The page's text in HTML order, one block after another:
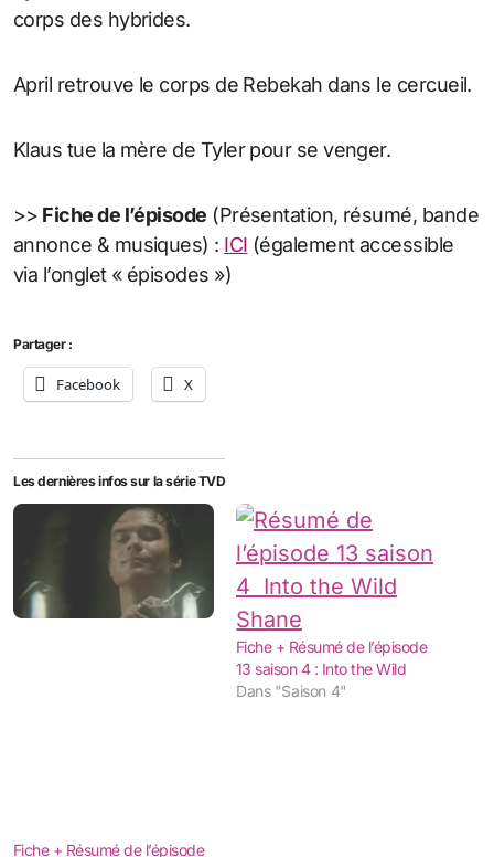
corps des hybrides.
April retrouve le corps de Rebekah dans le cercueil.
Klaus tue la mère de Tyler pour se venger.
>> Fiche de l’épisode (Présentation, résumé, bande
annonce & musiques) : ICI (également accessible
via l’onglet « épisodes »)
Partager :
Facebook X
Les dernières infos sur la série TVD
Fiche + Résumé de l’épisode
Fiche + Résumé de l’épisode
13 saison 4 : Into the Wild
Dans "Saison 4"